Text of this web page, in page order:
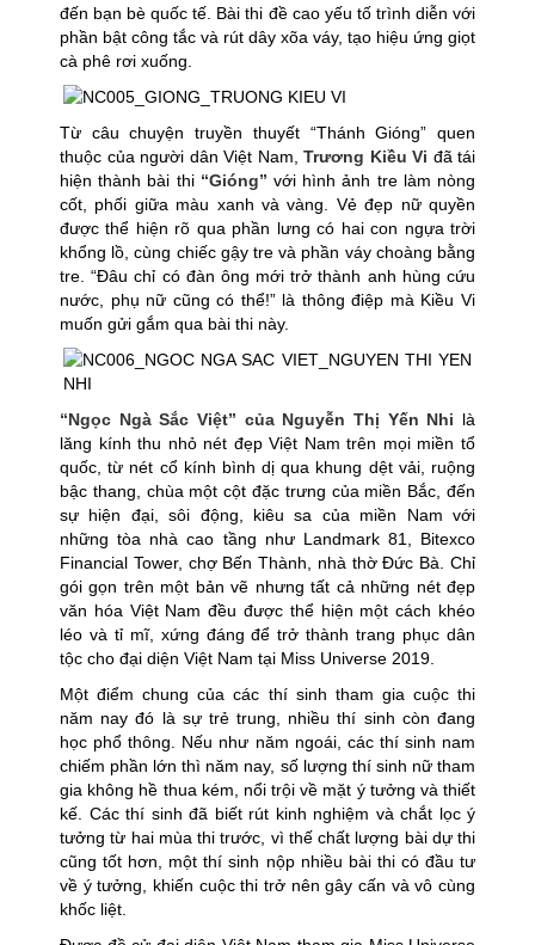
đến bạn bè quốc tế. Bài thi đề cao yếu tố trình diễn với
phần bật công tắc và rút dây xõa váy, tạo hiệu ứng giọt
cà phê rơi xuống.
Từ câu chuyện truyền thuyết “Thánh Gióng” quen
thuộc của người dân Việt Nam, Trương Kiều Vi đã tái
hiện thành bài thi “Gióng” với hình ảnh tre làm nòng
cốt, phối giữa màu xanh và vàng. Vẻ đẹp nữ quyền
được thể hiện rõ qua phần lưng có hai con ngựa trời
khổng lồ, cùng chiếc gậy tre và phần váy choàng bằng
tre. “Đâu chỉ có đàn ông mới trở thành anh hùng cứu
nước, phụ nữ cũng có thể!” là thông điệp mà Kiều Vi
muốn gửi gắm qua bài thi này.
“Ngọc Ngà Sắc Việt” của Nguyễn Thị Yến Nhi là
lăng kính thu nhỏ nét đẹp Việt Nam trên mọi miền tổ
quốc, từ nét cổ kính bình dị qua khung dệt vải, ruộng
bậc thang, chùa một cột đặc trưng của miền Bắc, đến
sự hiện đại, sôi động, kiêu sa của miền Nam với
những tòa nhà cao tầng như Landmark 81, Bitexco
Financial Tower, chợ Bến Thành, nhà thờ Đức Bà. Chỉ
gói gọn trên một bản vẽ nhưng tất cả những nét đẹp
văn hóa Việt Nam đều được thể hiện một cách khéo
léo và tỉ mĩ, xứng đáng để trở thành trang phục dân
tộc cho đại diện Việt Nam tại Miss Universe 2019.
Một điểm chung của các thí sinh tham gia cuộc thi
năm nay đó là sự trẻ trung, nhiều thí sinh còn đang
học phổ thông. Nếu như năm ngoái, các thí sinh nam
chiếm phần lớn thì năm nay, số lượng thí sinh nữ tham
gia không hề thua kém, nổi trội về mặt ý tưởng và thiết
kế. Các thí sinh đã biết rút kinh nghiệm và chắt lọc ý
tưởng từ hai mùa thi trước, vì thế chất lượng bài dự thi
cũng tốt hơn, một thí sinh nộp nhiều bài thi có đầu tư
về ý tưởng, khiến cuộc thi trở nên gây cấn và vô cùng
khốc liệt.